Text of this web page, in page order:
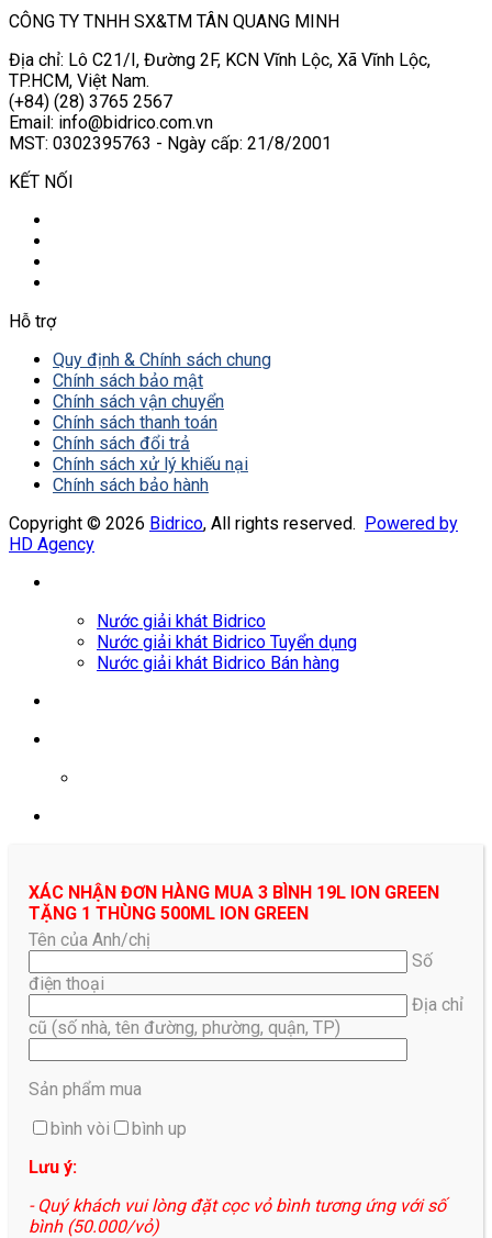
CÔNG TY TNHH SX&TM TÂN QUANG MINH
Địa chỉ: Lô C21/I, Đường 2F, KCN Vĩnh Lộc, Xã Vĩnh Lộc,
TP.HCM, Việt Nam.
(+84) (28) 3765 2567
Email: info@bidrico.com.vn
MST: 0302395763 - Ngày cấp: 21/8/2001
KẾT NỐI
Hỗ trợ
Quy định & Chính sách chung
Chính sách bảo mật
Chính sách vận chuyển
Chính sách thanh toán
Chính sách đổi trả
Chính sách xử lý khiếu nại
Chính sách bảo hành
Copyright © 2026 Bidrico, All rights reserved. Powered by
HD Agency
Nước giải khát Bidrico
Nước giải khát Bidrico Tuyển dụng
Nước giải khát Bidrico Bán hàng
XÁC NHẬN ĐƠN HÀNG MUA 3 BÌNH 19L ION GREEN
TẶNG 1 THÙNG 500ML ION GREEN
Tên của Anh/chị
Số
điện thoại
Địa chỉ
cũ (số nhà, tên đường, phường, quận, TP)
Sản phẩm mua
bình vòi
bình up
Lưu ý:
- Quý khách vui lòng đặt cọc vỏ bình tương ứng với số
bình (50.000/vỏ)